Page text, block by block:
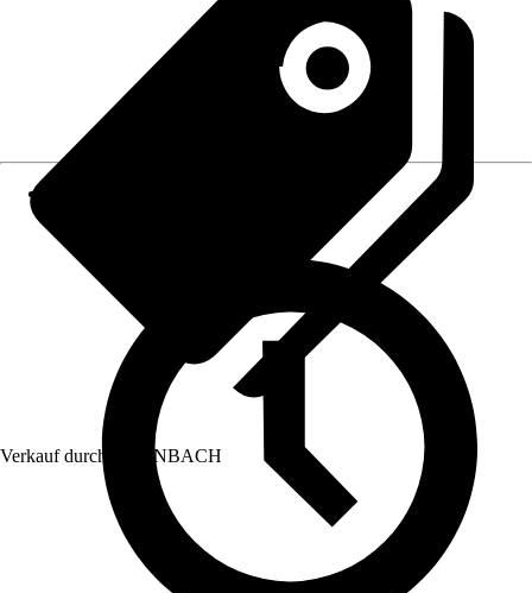
Verkauf durch: HORNBACH